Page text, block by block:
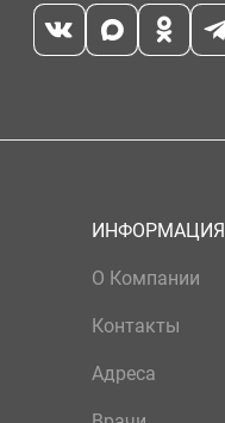
ИНФОРМАЦИЯ
О Компании
Контакты
Адреса